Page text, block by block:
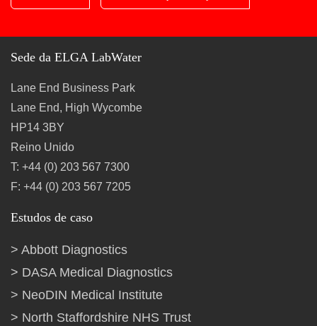
Sede da ELGA LabWater
Lane End Business Park
Lane End, High Wycombe
HP14 3BY
Reino Unido
T: +44 (0) 203 567 7300
F: +44 (0) 203 567 7205
Estudos de caso
Abbott Diagnostics
DASA Medical Diagnostics
NeoDIN Medical Institute
North Staffordshire NHS Trust